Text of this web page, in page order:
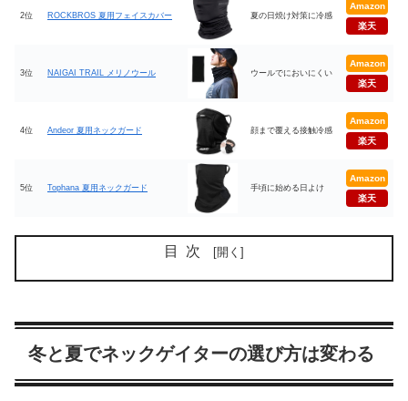
2位 ROCKBROS 夏用フェイスカバー 夏の日焼け対策に冷感
Amazon
楽天
3位 NAIGAI TRAIL メリノウール ウールでにおいにくい
Amazon
楽天
4位 Andeor 夏用ネックガード 顔まで覆える接触冷感
Amazon
楽天
5位 Tophana 夏用ネックガード 手頃に始める日よけ
Amazon
楽天
目次
冬と夏でネックゲイターの選び方は変わる